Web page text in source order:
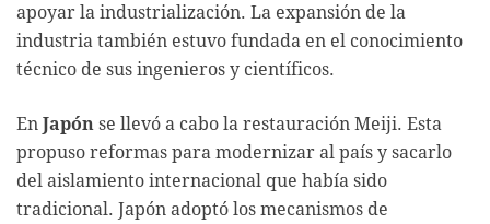
apoyar la industrialización. La expansión de la
industria también estuvo fundada en el conocimiento
técnico de sus ingenieros y científicos.
En Japón se llevó a cabo la restauración Meiji. Esta
propuso reformas para modernizar al país y sacarlo
del aislamiento internacional que había sido
tradicional. Japón adoptó los mecanismos de